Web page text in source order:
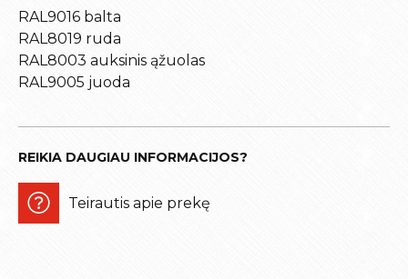
RAL9016 balta
RAL8019 ruda
RAL8003 auksinis ąžuolas
RAL9005 juoda
REIKIA DAUGIAU INFORMACIJOS?
Teirautis apie prekę